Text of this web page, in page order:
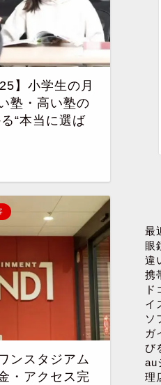
】小学生の月
塾・高い塾の
“本当に選ば
ンスタジアム
・アクセス完
最
眼
違
携
イ
ソ
ガ
び
au
理